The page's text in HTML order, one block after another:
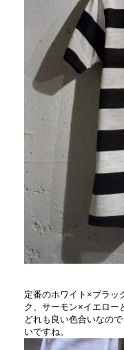
定番のホワイト×ブラッ
ク、サーモン×イエロー
どれも良い色合いなの
いですね。